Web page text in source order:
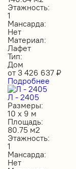
Этажность:
1
Мансарда:
Нет
Материал:
Лафет
Тип:
Дом
от 3 426 637 ₽
Подробнее
Л - 2405
Размеры:
10 х 9 м
Площадь:
80.75 м2
Этажность:
1
Мансарда:
Нет